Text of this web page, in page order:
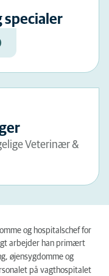
specialer
Veterinær &
og hospitalschef for
arbejder han primært
øjensygdomme og
på vagthospitalet